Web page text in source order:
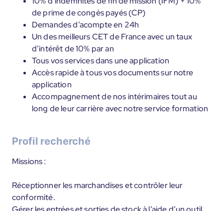
de prime de congés payés (CP)
Demandes d’acompte en 24h
Un des meilleurs CET de France avec un taux
d’intérêt de 10% par an
Tous vos services dans une application
Accès rapide à tous vos documents sur notre
application
Accompagnement de nos intérimaires tout au
long de leur carrière avec notre service formation
Profil recherché
Missions :
Réceptionner les marchandises et contrôler leur
conformité.